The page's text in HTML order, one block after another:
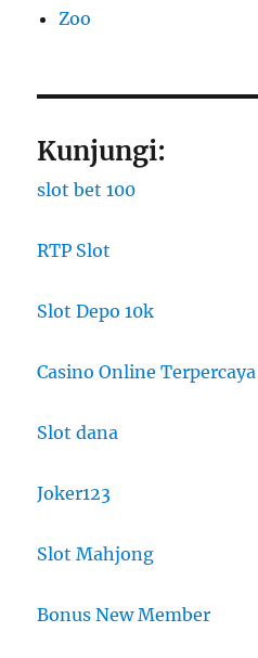
Zoo
Kunjungi:
slot bet 100
RTP Slot
Slot Depo 10k
Casino Online Terpercaya
Slot dana
Joker123
Slot Mahjong
Bonus New Member